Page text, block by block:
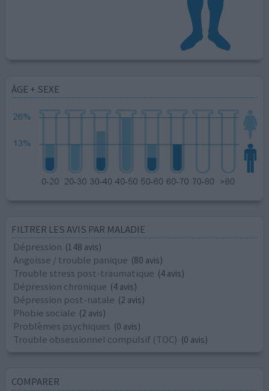
ÂGE + SEXE
FILTRER LES AVIS PAR MALADIE
Dépression (148 avis)
Angoisse / trouble panique (80 avis)
Trouble stress post-traumatique (4 avis)
Dépression chronique (4 avis)
Dépression post-natale (2 avis)
Phobie sociale (2 avis)
Problèmes psychiques (0 avis)
Trouble obsessionnel compulsif (TOC) (0 avis)
COMPARER